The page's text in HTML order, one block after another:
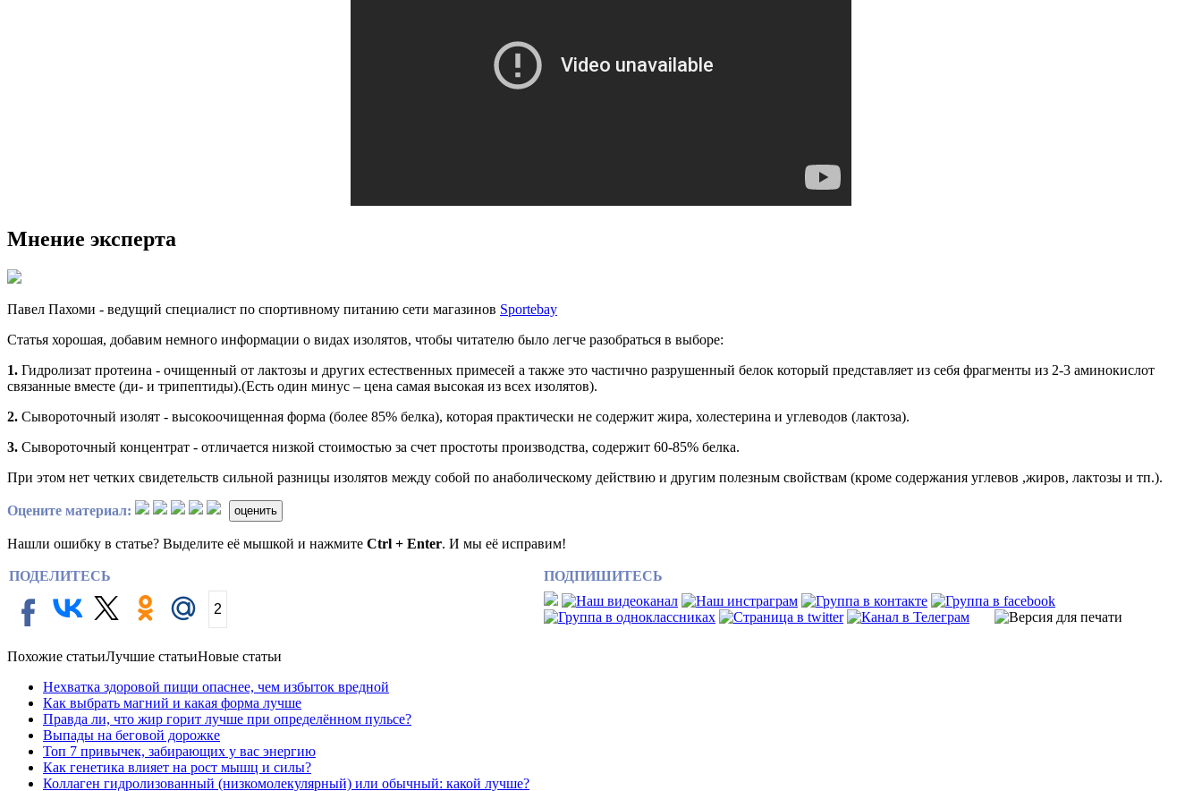
Мнение эксперта
Павел Пахоми - ведущий специалист по спортивному питанию сети магазинов Sportebay
Статья хорошая, добавим немного информации о видах изолятов, чтобы читателю было легче разобраться в выборе:
1. Гидролизат протеина - очищенный от лактозы и других естественных примесей а также это частично разрушенный белок который представляет из себя фрагменты из 2-3 аминокислот
связанные вместе (ди- и трипептиды).(Есть один минус – цена самая высокая из всех изолятов).
2. Сывороточный изолят - высокоочищенная форма (более 85% белка), которая практически не содержит жира, холестерина и углеводов (лактоза).
3. Сывороточный концентрат - отличается низкой стоимостью за счет простоты производства, содержит 60-85% белка.
При этом нет четких свидетельств сильной разницы изолятов между собой по анаболическому действию и другим полезным свойствам (кроме содержания углевов ,жиров, лактозы и тп.).
Оцените материал: оценить
Нашли ошибку в статье? Выделите её мышкой и нажмите Ctrl + Enter. И мы её исправим!
ПОДЕЛИТЕСЬ ПОДПИШИТЕСЬ
2
Похожие статьиЛучшие статьиНовые статьи
Нехватка здоровой пищи опаснее, чем избыток вредной
Как выбрать магний и какая форма лучше
Правда ли, что жир горит лучше при определённом пульсе?
Выпады на беговой дорожке
Топ 7 привычек, забирающих у вас энергию
Как генетика влияет на рост мышц и силы?
Коллаген гидролизованный (низкомолекулярный) или обычный: какой лучше?